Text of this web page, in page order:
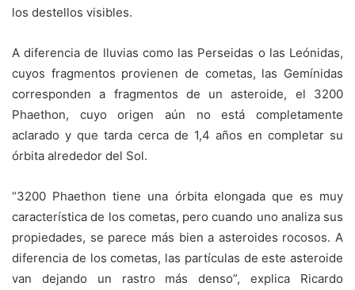
los destellos visibles.
A diferencia de lluvias como las Perseidas o las Leónidas,
cuyos fragmentos provienen de cometas, las Gemínidas
corresponden a fragmentos de un asteroide, el 3200
Phaethon, cuyo origen aún no está completamente
aclarado y que tarda cerca de 1,4 años en completar su
órbita alrededor del Sol.
“3200 Phaethon tiene una órbita elongada que es muy
característica de los cometas, pero cuando uno analiza sus
propiedades, se parece más bien a asteroides rocosos. A
diferencia de los cometas, las partículas de este asteroide
van dejando un rastro más denso”, explica Ricardo